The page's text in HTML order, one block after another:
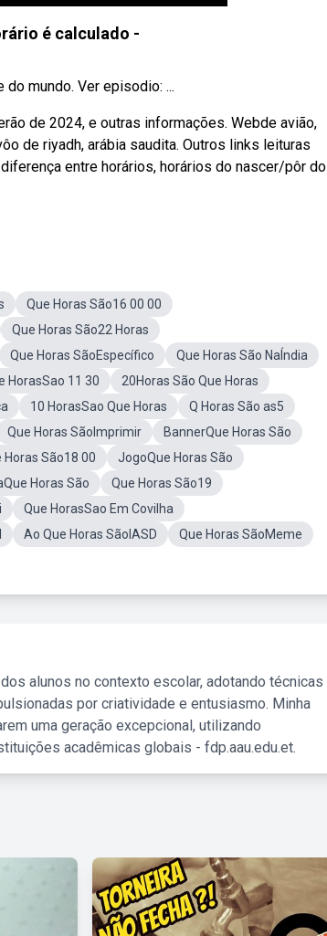
é calculado -
mundo. Ver episodio: ...
de 2024, e outras informações. Webde avião,
de riyadh, arábia saudita. Outros links leituras
entre horários, horários do nascer/pôr do
Que Horas São16 00 00
Que Horas São22 Horas
Que Horas SãoEspecífico
Que Horas São NaÍndia
HorasSao 11 30
20Horas São Que Horas
10 HorasSao Que Horas
Q Horas São as5
Que Horas SãoImprimir
BannerQue Horas São
Horas São18 00
JogoQue Horas São
Horas São
Que Horas São19
Que HorasSao Em Covilha
Ao Que Horas SãoIASD
Que Horas SãoMeme
alunos no contexto escolar, adotando técnicas
por criatividade e entusiasmo. Minha
uma geração excepcional, utilizando
acadêmicas globais - fdp.aau.edu.et.